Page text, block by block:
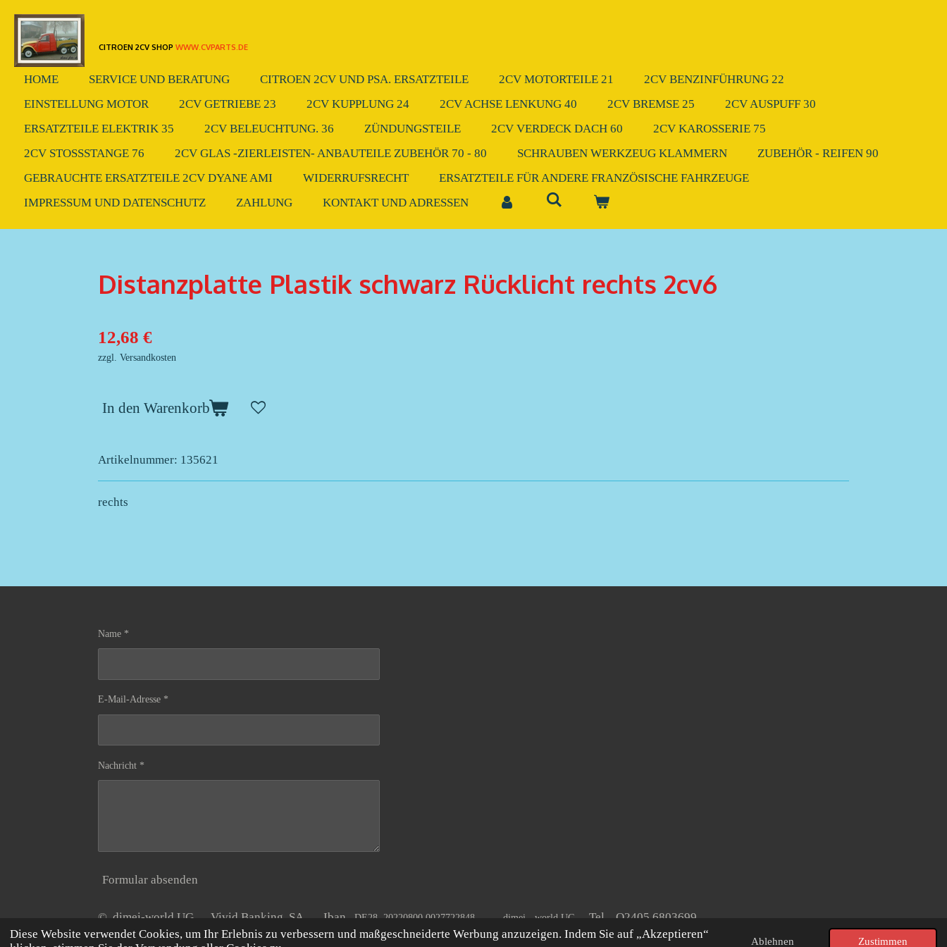
Diese Website verwendet Cookies, um Ihr Erlebnis zu verbessern und maßgeschneiderte Werbung anzuzeigen. Indem Sie auf „Akzeptieren“
Ablehnen Zustimmen
Zum
Hauptinhalt
springen
CITROEN 2CV SHOP WWW.CVPARTS.DE
HOME SERVICE UND BERATUNG CITROEN 2CV UND PSA. ERSATZTEILE 2CV MOTORTEILE 21
2CV BENZINFÜHRUNG 22
EINSTELLUNG MOTOR
2CV GETRIEBE 23 2CV KUPPLUNG 24 2CV ACHSE LENKUNG 40 2CV BREMSE 25
2CV AUSPUFF 30
ERSATZTEILE ELEKTRIK 35
2CV BELEUCHTUNG. 36 ZÜNDUNGSTEILE 2CV VERDECK DACH 60
2CV KAROSSERIE 75
2CV STOSSSTANGE 76
2CV GLAS -ZIERLEISTEN- ANBAUTEILE ZUBEHÖR 70 - 80 SCHRAUBEN WERKZEUG KLAMMERN
ZUBEHÖR - REIFEN 90
GEBRAUCHTE ERSATZTEILE 2CV DYANE AMI
WIDERRUFSRECHT
ERSATZTEILE FÜR ANDERE FRANZÖSISCHE FAHRZEUGE
IMPRESSUM UND DATENSCHUTZ
ZAHLUNG KONTAKT UND ADRESSEN
Distanzplatte Plastik schwarz Rücklicht rechts 2cv6
12,68 €
zzgl. Versandkosten
In den Warenkorb
Artikelnummer: 135621
rechts
Name *
E-Mail-Adresse *
Nachricht *
Formular absenden
© dimei-world UG Vivid Banking SA Iban DE28 20220800 0027722848 dimei - world UG Tel. O2405 6803699